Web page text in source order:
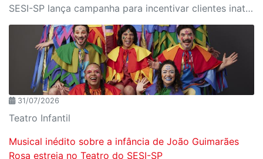
SESI-SP lança campanha para incentivar clientes inativos a retomarem a prática de atividades físicas, esporte e lazer com benefícios exclusivos
31/07/2026
Teatro Infantil
Musical inédito sobre a infância de João Guimarães
Rosa estreia no Teatro do SESI-SP